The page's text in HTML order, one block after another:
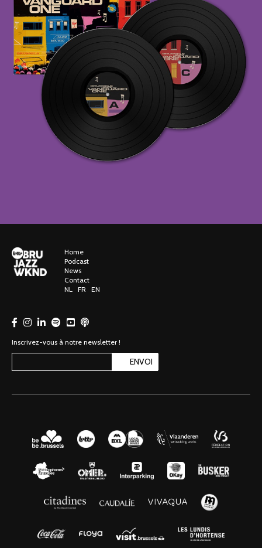
Home
Podcast
News
Contact
NL FR EN
Inscrivez-vous à notre newsletter !
ENVOI